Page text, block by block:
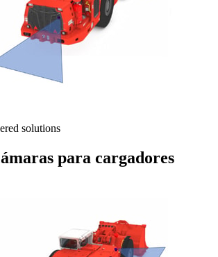
solutions
para cargadores